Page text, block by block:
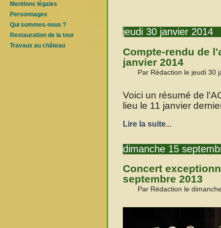
jeudi 30 janvier 2014
Compte-rendu de
janvier 2014
Par Rédaction le jeudi 30
Voici un résumé de
lieu le 11 janvier
Lire la suite...
dimanche 15
Concert
septembre 2013
Par Rédaction le
Mentions légales
Personnages
Qui sommes-nous ?
Restauration de la tour
Travaux au château